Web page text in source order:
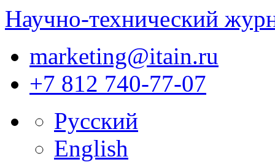
Научно-технический
marketing@itain.ru
+7 812 740-77-07
Русский
English